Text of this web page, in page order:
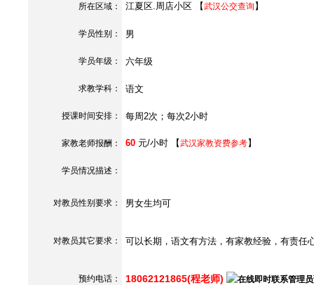
所在区域： 江夏区.周店小区 【武汉公交查询 】
学员性别： 男
学员年级： 六年级
求教学科： 语文
授课时间安排： 每周2次；每次2小时
家教老师报酬： 60 元/小时 【武汉家教资费参考】
学员情况描述：
对教员性别要求： 男女生均可
对教员其它要求： 可以长期，语文有方法，有家教经验，有责任
预约电话： 18062121865(程老师)